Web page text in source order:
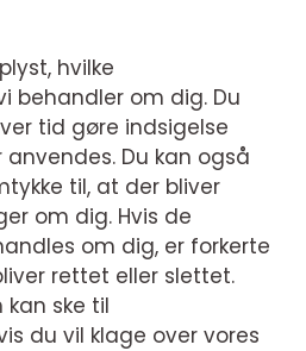
hvilke
behandler om dig. Du
tid gøre indsigelse
Du kan også
til, at der bliver
om dig. Hvis de
om dig, er forkerte
rettet eller slettet.
kan ske til
du vil klage over vores